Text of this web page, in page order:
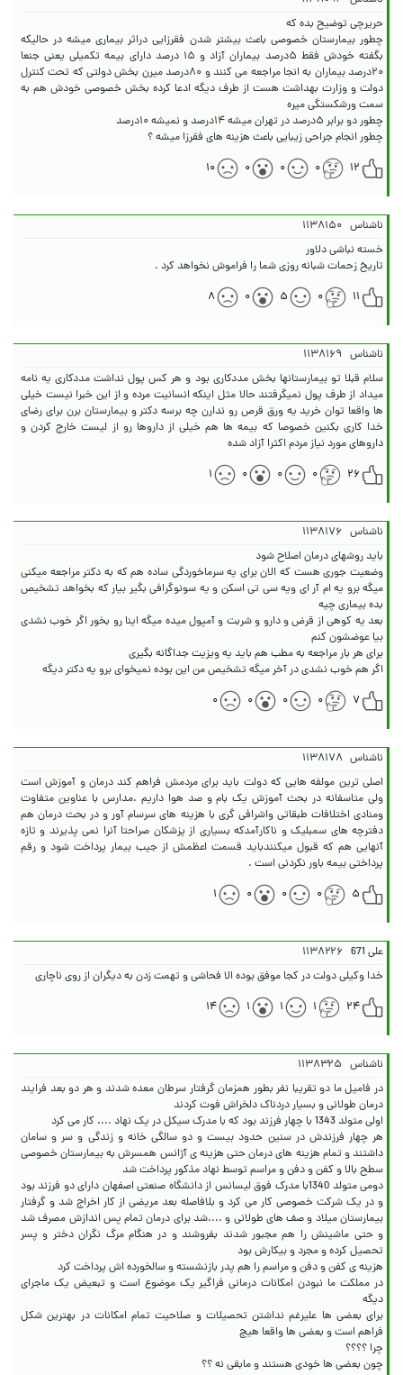
چطور بیمارستان خصوصی باعث بیشتر شدن فقرزایی دراثر بیماری میشه در حالیکه
بگفته خودش فقط ۵درصد بیماران آزاد و ۱۵ درصد دارای بیمه تکمیلی یعنی جنعا
۲۰درصد بیماران به انجا مراجعه می کنند و ۸۰درصد میرن بخش دولتی که تحت کنترل
دولت و وزارت بهداشت هست از طرف دیگه ادعا کرده بخش خصوصی خودش هم به
چطور انجام جراحی زیبایی باعث هزینه های فقرزا میشه ؟
۱۲
۰ ۰ ۰ ۱۰
ناشناس ۱۱۳۸۱۵۰
تاریخ زحمات شبانه روزی شما را فراموش نخواهد کرد .
۱۱
۰ ۵ ۰ ۸
ناشناس ۱۱۳۸۱۶۹
سلام قبلا تو بیمارستانها بخش مددکاری بود و هر کس پول نداشت مددکاری یه نامه
میداد از طرف پول نمیگرفتند حالا مثل اینکه انسانیت مرده و از این خبرا نیست خیلی
ها واقعا توان خرید یه ورق قرص رو ندارن چه برسه دکتر و بیمارستان برن برای رضای
خدا کاری بکنین خصوصا که بیمه ها هم خیلی از داروها رو از لیست خارج کردن و
داروهای مورد نیاز مردم اکثرا آزاد شده
۲۶
۰ ۰ ۰ ۱
ناشناس ۱۱۳۸۱۷۶
وضعیت جوری هست که الان برای یه سرماخوردگی ساده هم که به دکتر مراجعه میکنی
میگه برو یه ام آر ای ویه سی تی اسکن و یه سونوگرافی بگیر بیار که بخواهد تشخیص
بعد یه کوهی از قرض و دارو و شربت و آمپول میده میگه اینا رو بخور اگر خوب نشدی
اگر هم خوب نشدی در آخر میگه تشخیص من این بوده نمیخوای برو یه دکتر دیگه
۷
۰ ۰ ۰ ۰
ناشناس ۱۱۳۸۱۷۸
اصلی ترین مولفه هایی که دولت باید برای مردمش فراهم کند درمان و آموزش است
ولی متاسفانه در بحث آموزش یک بام و صد هوا داریم .مدارس با عناوین متفاوت
ومنادی اختلافات طبقاتی واشرافی گری با هزینه های سرسام آور و در بحث درمان هم
دفترچه های سمبلیک و ناکارآمدکه بسیاری از پزشکان صراحتا آنرا نمی پذیرند و تازه
آنهایی هم که قبول میکنندباید قسمت اعظمش از جیب بیمار پرداخت شود و رقم
پرداختی بیمه باور نکردنی است .
۵
۰ ۰ ۰ ۱
علی 671
۱۱۳۸۲۲۶
خدا وکیلی دولت در کجا موفق بوده الا فحاشی و تهمت زدن به دیگران از روی ناچاری
۲۴
۱ ۱ ۱ ۱۴
ناشناس ۱۱۳۸۳۲۵
در فامیل ما دو تقریبا نفر بطور همزمان گرفتار سرطان معده شدند و هر دو بعد فرایند
هر چهار فرزندش در سنین حدود بیست و دو سالگی خانه و زندگی و سر و سامان
داشتند و تمام هزینه های درمان حتی هزینه ی آژانس همسرش به بیمارستان خصوصی
دومی متولد 1340با مدرک فوق لیسانس از دانشگاه صنعتی اصفهان دارای دو فرزند بود
و در یک شرکت خصوصی کار می کرد و بلافاصله بعد مریضی از کار اخراج شد و گرفتار
بیمارستان میلاد و صف های طولانی و ....شد برای درمان تمام پس اندازش مصرف شد
و حتی ماشینش را هم مجبور شدند بفروشند و در هنگام مرگ نگران دختر و پسر
در مملکت ما نبودن امکانات درمانی فراگیر یک موضوع است و تبعیض یک ماجرای
برای بعضی ها علیرغم نداشتن تحصیلات و صلاحیت تمام امکانات در بهترین شکل
چون بعضی ها خودی هستند و مابقی نه ؟؟